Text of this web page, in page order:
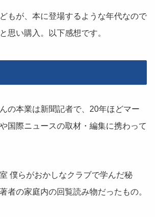
もが、本に登場するような年代なので
思い購入。以下感想です。
の本業は新聞記者で、20年ほどマー
国際ニュースの取材・編集に携わって
僕らがおかしなクラブで学んだ秘
者の家庭内の回覧読み物だったもの。